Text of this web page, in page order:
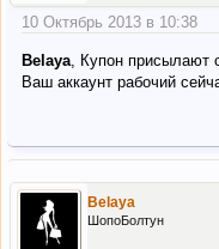
10 Октябрь 2013 в 10:38
Belaya, Купон присылают
Ваш аккаунт рабочий
Belaya
ШопоБолтун